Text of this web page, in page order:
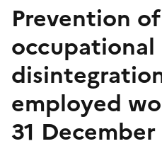
Prevention
occupational
employed
31